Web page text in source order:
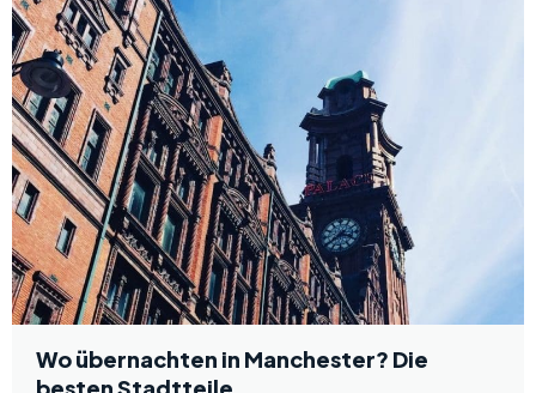
Wo übernachten in Manchester? Die